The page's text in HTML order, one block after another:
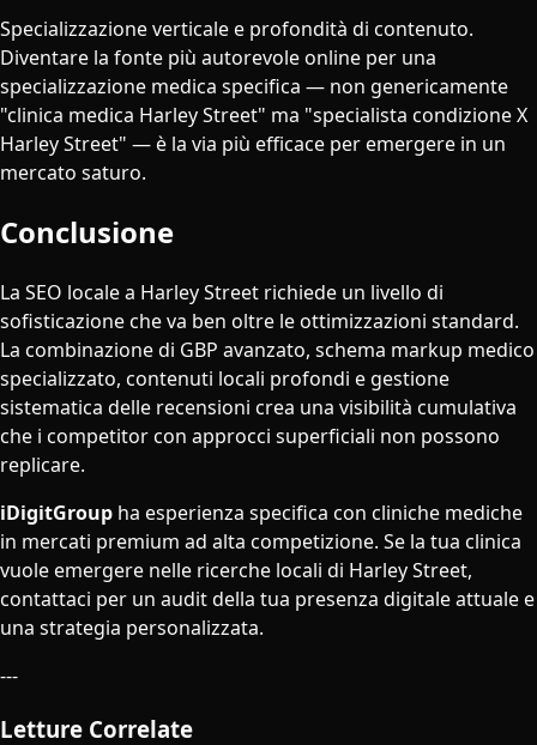
Specializzazione verticale e profondità di contenuto.
Diventare la fonte più autorevole online per una
specializzazione medica specifica — non genericamente
"clinica medica Harley Street" ma "specialista condizione X
Harley Street" — è la via più efficace per emergere in un
mercato saturo.
Conclusione
La SEO locale a Harley Street richiede un livello di
sofisticazione che va ben oltre le ottimizzazioni standard.
La combinazione di GBP avanzato, schema markup medico
specializzato, contenuti locali profondi e gestione
sistematica delle recensioni crea una visibilità cumulativa
che i competitor con approcci superficiali non possono
replicare.
iDigitGroup ha esperienza specifica con cliniche mediche
in mercati premium ad alta competizione. Se la tua clinica
vuole emergere nelle ricerche locali di Harley Street,
contattaci per un audit della tua presenza digitale attuale e
una strategia personalizzata.
---
Letture Correlate